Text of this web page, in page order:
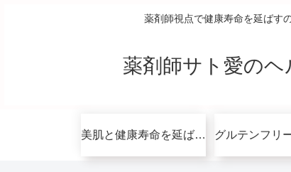
薬剤師視点で健康寿命を延ばす
薬剤師サト愛のヘ
美肌と健康寿命を延ばすコツ無料講座